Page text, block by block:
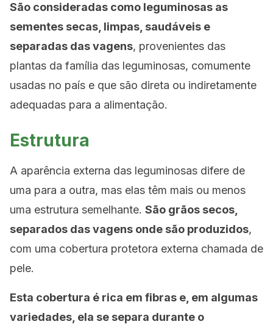
São consideradas como leguminosas as
sementes secas, limpas, saudáveis e
separadas das vagens, provenientes das
plantas da família das leguminosas, comumente
usadas no país e que são direta ou indiretamente
adequadas para a alimentação.
Estrutura
A aparência externa das leguminosas difere de
uma para a outra, mas elas têm mais ou menos
uma estrutura semelhante. São grãos secos,
separados das vagens onde são produzidos,
com uma cobertura protetora externa chamada de
pele.
Esta cobertura é rica em fibras e, em algumas
variedades, ela se separa durante o